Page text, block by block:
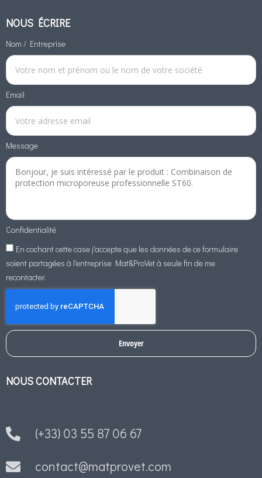
NOUS ÉCRIRE
Nom / Entreprise
Email
Message
Confidentialité
En cochant cette case j'accepte que les données de ce formulaire
soient partagées à l'entreprise Mat&ProVet à seule fin de me
recontacter.
Envoyer
NOUS CONTACTER
(+33) 03 55 87 06 67
contact@matprovet.com